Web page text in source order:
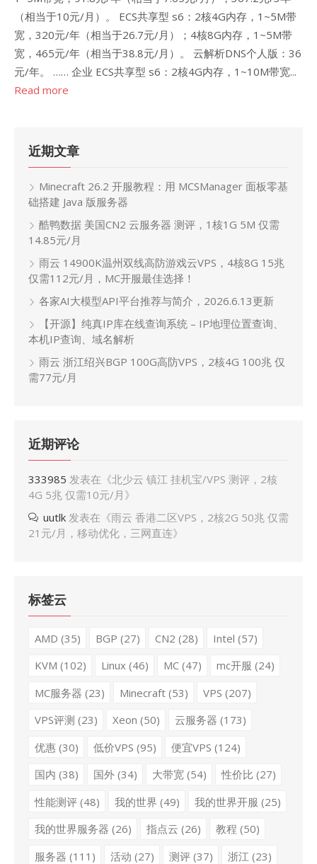
（相当于10元/月）。 ECS共享型 s6：2核4G内存，1~5M带
宽，320元/年（相当于26.7元/月）；4核8G内存，1~5M带
宽，465元/年（相当于38.8元/月）。 云解析DNS个人版：36
元/年。 …… 企业 ECS共享型 s6：2核4G内存，1~10M带宽...
Read more
近期文章
Minecraft 26.2 开服教程：用 MCSManager 面板零基
础搭建 Java 版服务器
酷鸭数据 美国CN2 云服务器 测评，1核1G 5M 仅需
14.85元/月
雨云 14900K温州双线高防游戏云VPS，4核8G 15兆
仅需112元/月，MC开服最佳选择！
各家AI大模型API平台推荐与简介，2026.6.13更新
【开源】纯真IP库在线查询系统 – IP地理位置查询、
本机IP查询、域名解析
雨云 浙江绍兴BGP 100G高防VPS，2核4G 100兆 仅
需77元/月
近期评论
333985 发表在《北少云 镇江 挂机宝/VPS 测评，2核
4G 5兆 仅需10元/月 》
uutlk 发表在《雨云 香港二区VPS，2核2G 50兆 仅需
21元/月，移动优化，三网直连》
标签云
AMD (35) BGP (27) CN2 (28) Intel (57)
KVM (102) Linux(46) MC(47) mc开服 (24)
MC服务器 (23) Minecraft(53) VPS (207)
VPS评测 (23) Xeon (50) 云服务器 (173)
优惠(30) 低价VPS (95) 便宜VPS (124)
国内 (38) 国外(34) 大带宽(54) 性价比 (27)
性能测评(48) 我的世界 (49) 我的世界开服 (25)
我的世界服务器 (26) 指点云 (26) 教程 (50)
服务器 (111) 活动 (27) 测评(37) 浙江 (23)